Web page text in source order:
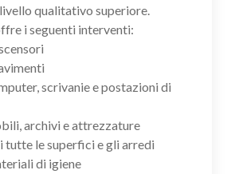
qualitativo superiore.
i seguenti interventi:
scrivanie e postazioni di
archivi e attrezzature
tutte le superfici e gli arredi
di igiene